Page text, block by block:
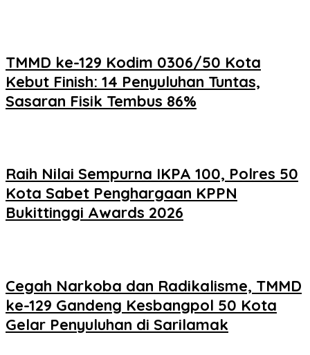
TMMD ke-129 Kodim 0306/50 Kota
Kebut Finish: 14 Penyuluhan Tuntas,
Sasaran Fisik Tembus 86%
Raih Nilai Sempurna IKPA 100, Polres 50
Kota Sabet Penghargaan KPPN
Bukittinggi Awards 2026
Cegah Narkoba dan Radikalisme, TMMD
ke-129 Gandeng Kesbangpol 50 Kota
Gelar Penyuluhan di Sarilamak